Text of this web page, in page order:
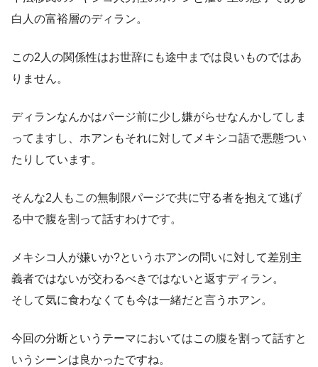
白人の富裕層のディラン。
この2人の関係性はお世辞にも途中までは良いものではあ
りません。
ディランなんかはパージ前に少し嫌がらせなんかしてしま
ってますし、ホアンもそれに対してメキシコ語で悪態つい
たりしています。
そんな2人もこの無制限パージで共に守る者を抱えて逃げ
る中で腹を割って話すわけです。
メキシコ人が嫌いか?というホアンの問いに対して差別主
義者ではないが交わるべきではないと返すディラン。
そして気に食わなくても今は一緒だと言うホアン。
今回の分断というテーマにおいてはこの腹を割って話すと
いうシーンは良かったですね。